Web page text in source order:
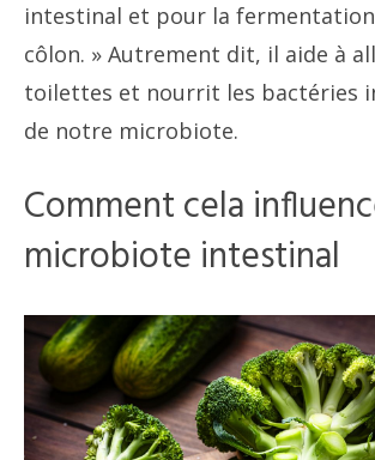
intestinal et pour la
côlon. » Autrement dit, il aide à
toilettes et nourrit les bactéries
de notre microbiote.
Comment cela
microbiote intestinal